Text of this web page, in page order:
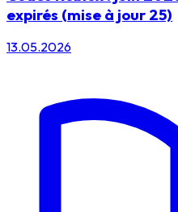
expirés (mise à jour 25)
13.05.2026